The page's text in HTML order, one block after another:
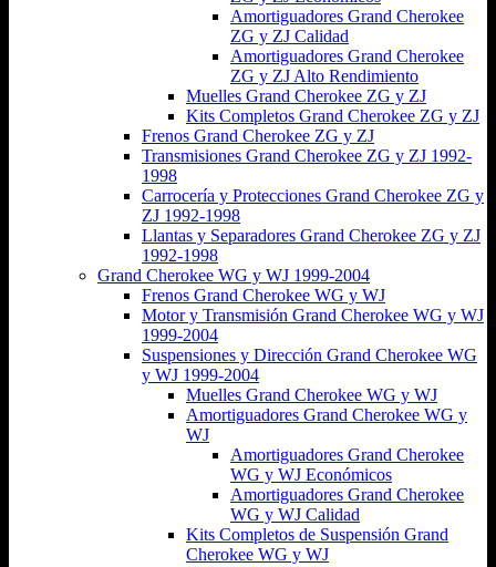
Amortiguadores Grand Cherokee
ZG y ZJ Calidad
Amortiguadores Grand Cherokee
ZG y ZJ Alto Rendimiento
Muelles Grand Cherokee ZG y ZJ
Kits Completos Grand Cherokee ZG y ZJ
Frenos Grand Cherokee ZG y ZJ
Transmisiones Grand Cherokee ZG y ZJ 1992-
1998
Carrocería y Protecciones Grand Cherokee ZG y
ZJ 1992-1998
Llantas y Separadores Grand Cherokee ZG y ZJ
1992-1998
Grand Cherokee WG y WJ 1999-2004
Frenos Grand Cherokee WG y WJ
Motor y Transmisión Grand Cherokee WG y WJ
1999-2004
Suspensiones y Dirección Grand Cherokee WG
y WJ 1999-2004
Muelles Grand Cherokee WG y WJ
Amortiguadores Grand Cherokee WG y
WJ
Amortiguadores Grand Cherokee
WG y WJ Económicos
Amortiguadores Grand Cherokee
WG y WJ Calidad
Kits Completos de Suspensión Grand
Cherokee WG y WJ